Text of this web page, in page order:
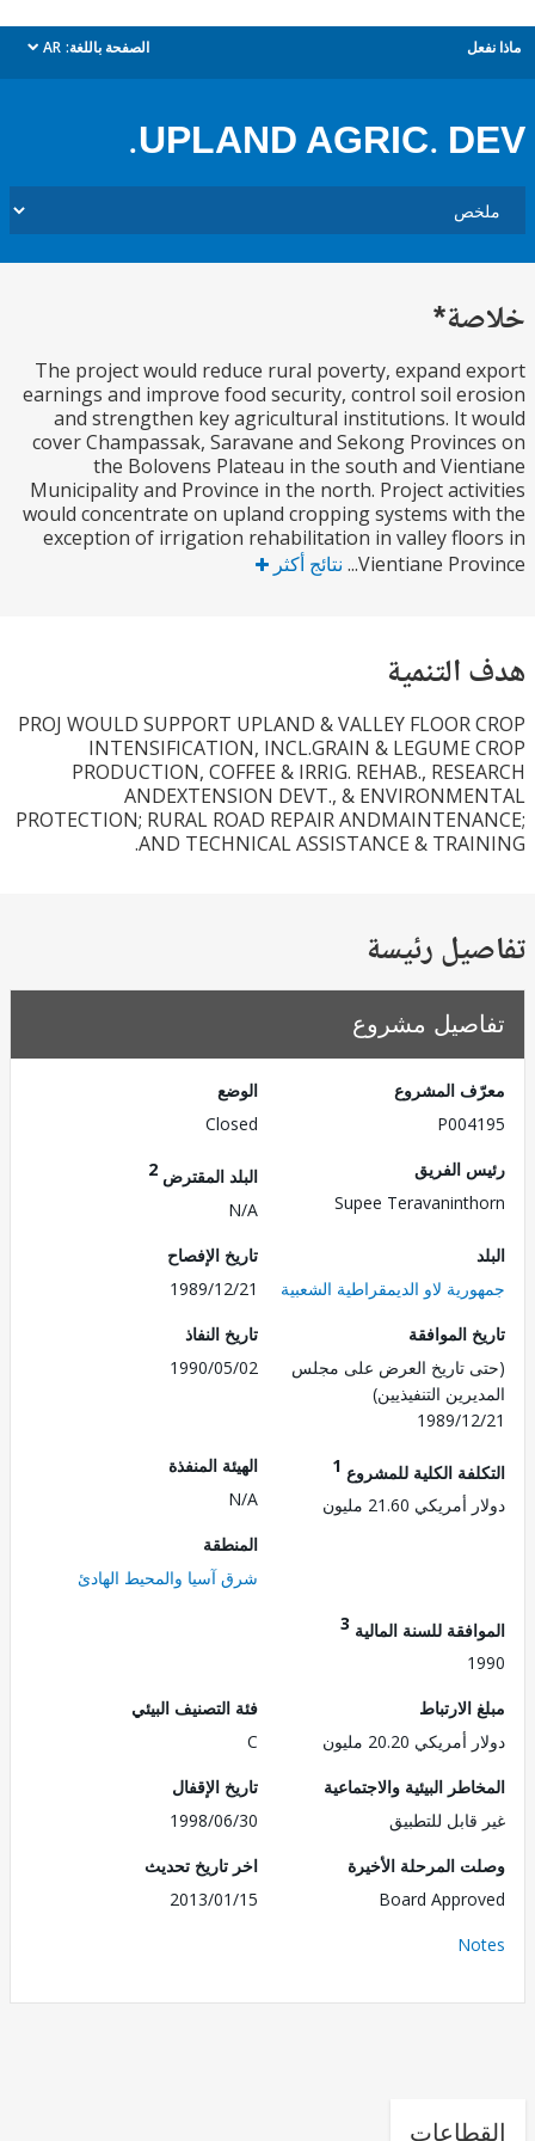
الصفحة باللغة: AR
dropdown
UPLAND AGRIC.
The project would reduce rural poverty, expand
earnings and improve food security, control soil
and strengthen key agricultural institutions. It
cover Champassak, Saravane and Sekong
the Bolovens Plateau in the south and
Municipality and Province in the north. Project
would concentrate on upland cropping systems
exception of irrigation rehabilitation in valley
Vientiane نتائج أكثر
PROJ WOULD SUPPORT UPLAND & VALLEY FLOOR
INTENSIFICATION, INCL.GRAIN & LEGUME
PRODUCTION, COFFEE & IRRIG. REHAB.,
ANDEXTENSION DEVT., &
PROTECTION; RURAL ROAD REPAIR
AND TECHNICAL ASSISTANCE &
رئيسة
مشروع
المشروع
الفريق
Supee
البلد المقترض
لاو الديمقراطية الشعبية
تاريخ الإفصاح
1989/12/21
الموافقة
تاريخ العرض على مجلس
التنفيذيين)
1989/
تاريخ النفاذ
1990/05/02
الكلية للمشروع1
21.60 مليون
الهيئة المنفذة
شرق آسيا والمحيط الهادئ
للسنة المالية3
20.20 مليون
فئة التصنيف البيئي
البيئية والاجتماعية
للتطبيق
تاريخ الإقفال
1998/06/30
المرحلة الأخيرة
Board
اخر تاريخ تحديث
2013/01/15